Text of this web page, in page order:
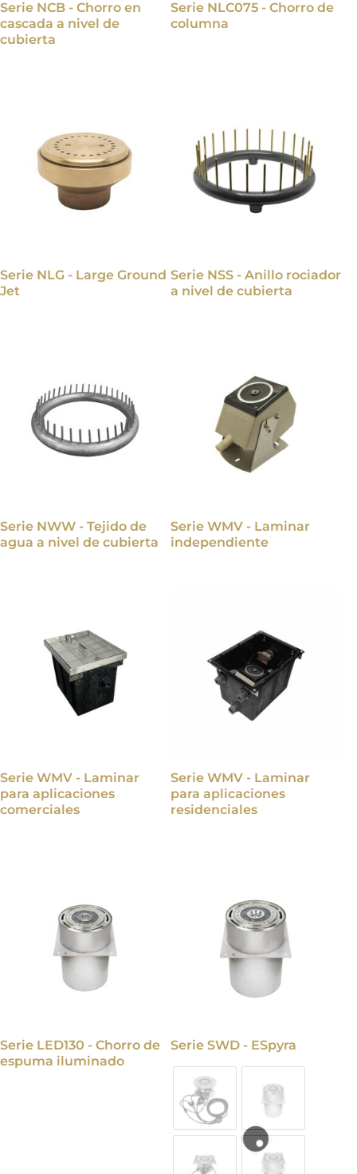
Serie NCB - Chorro en
cascada a nivel de
cubierta
Serie NLC075 - Chorro de
columna
Serie NLG - Large Ground
Jet
Serie NSS - Anillo rociador
a nivel de cubierta
Serie NWW - Tejido de
agua a nivel de cubierta
Serie WMV - Laminar
independiente
Serie WMV - Laminar
para aplicaciones
comerciales
Serie WMV - Laminar
para aplicaciones
residenciales
Serie LED130 - Chorro de
espuma iluminado
Serie SWD - ESpyra